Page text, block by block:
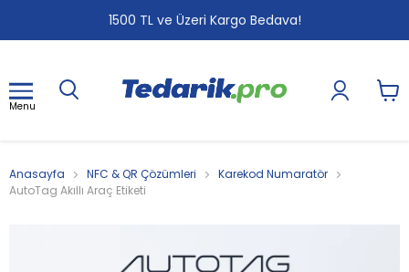
1500 TL ve Üzeri Kargo Bedava!
1 2
Menu
Anasayfa NFC & QR Çözümleri
Karekod Numaratör
AutoTag Akıllı Araç Etiketi